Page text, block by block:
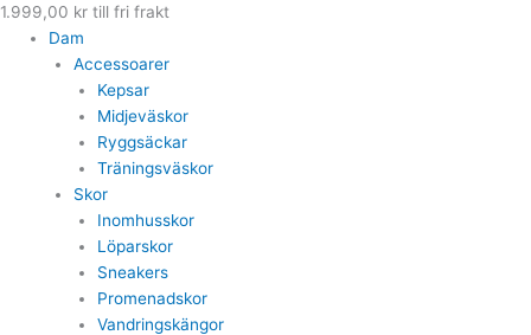
1.999,00 kr till fri frakt
Dam
Accessoarer
Kepsar
Midjeväskor
Ryggsäckar
Träningsväskor
Skor
Inomhusskor
Löparskor
Sneakers
Promenadskor
Vandringskängor